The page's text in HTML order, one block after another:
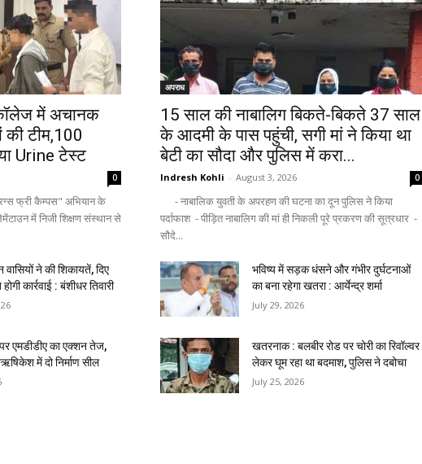
में अचानक
की टीम,100
Urine टेस्ट
0
फ्री कैम्पस" अभियान के
में निजी शिक्षण संस्थान से
अपराध
15 साल की नाबालिग बिकते-बिकते 37 साल
के आदमी के पास पहुंची, सगी मां ने किया था
बेटी का सौदा और पुलिस में करा...
Indresh Kohli - August 3, 2026 0
- नाबालिक युवती के अपरहण की घटना का दून पुलिस ने किया
पर्दाफाश - पीड़ित नाबालिग की मां ही निकली पूरे प्रकरण की सूत्रधार -
सौदे...
ने की शिकायतें, दिए
कार्रवाई : बंशीधर तिवारी
भविष्य में सड़क धंसने और गंभीर दुर्घटनाओं
का बना रहेगा खतरा : आर्येन्द्र शर्मा
July 29, 2026
एमडीडीए का एक्शन तेज,
में दो निर्माण सील
खतरनाक : बलबीर रोड पर चोरी का रिवॉल्वर
लेकर घूम रहा था बदमाश, पुलिस ने दबोचा
July 25, 2026